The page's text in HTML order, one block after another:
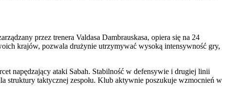
przez trenera Valdasa Dambrauskasa, opiera się na 24
krajów, pozwala drużynie utrzymywać wysoką intensywność gry,
napędzający ataki Sabah. Stabilność w defensywie i drugiej linii
struktury taktycznej zespołu. Klub aktywnie poszukuje wzmocnień w